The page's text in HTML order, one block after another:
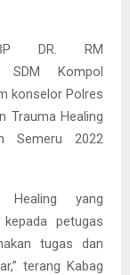
DR. RM
SDM Kompol
konselor Polres
Trauma Healing
Semeru 2022
Healing yang
petugas
tugas dan
terang Kabag